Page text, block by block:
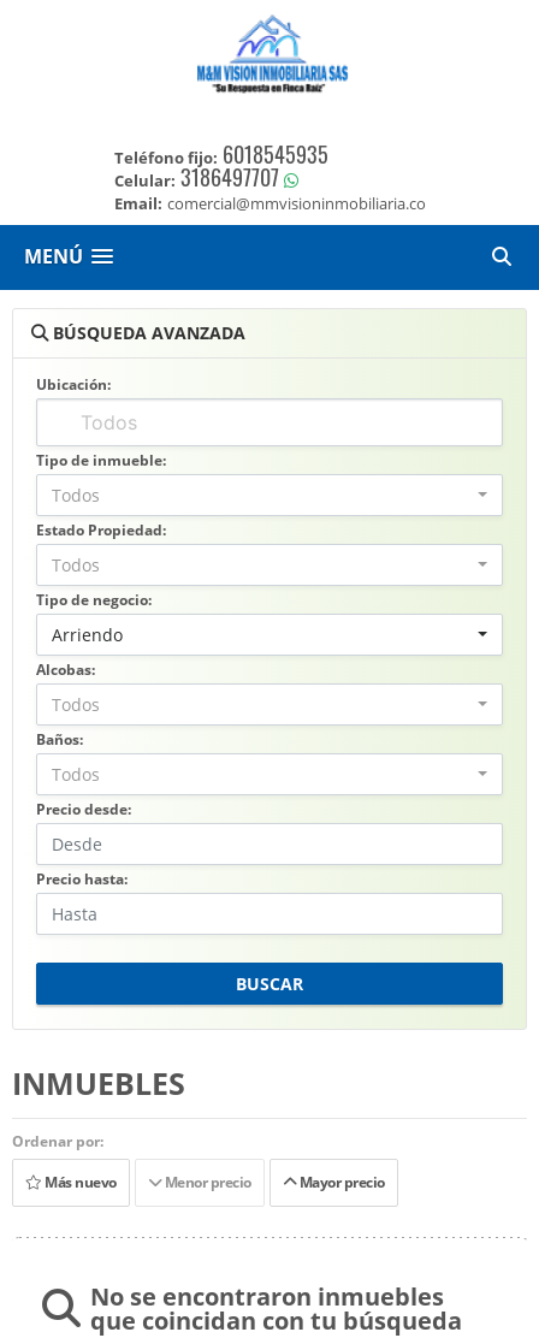
Teléfono fijo: 6018545935
Celular: 3186497707
Email: comercial@mmvisioninmobiliaria.co
MENÚ
BÚSQUEDA AVANZADA
Ubicación:
Tipo de inmueble:
Todos
Estado Propiedad:
Todos
Tipo de negocio:
Arriendo
Alcobas:
Todos
Baños:
Todos
Precio desde:
Precio hasta:
BUSCAR
INMUEBLES
Ordenar por:
Más nuevo
Menor precio Mayor precio
No se encontraron inmuebles
que coincidan con tu búsqueda